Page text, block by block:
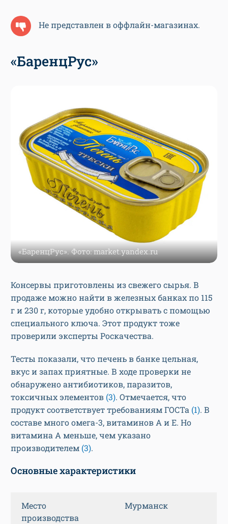
Не представлен в оффлайн-магазинах.
«БаренцРус»
«БаренцРус». Фото: market.yandex.ru
Консервы приготовлены из свежего сырья. В
продаже можно найти в железных банках по 115
г и 230 г, которые удобно открывать с помощью
специального ключа. Этот продукт тоже
проверили эксперты Роскачества.
Тесты показали, что печень в банке цельная,
вкус и запах приятные. В ходе проверки не
обнаружено антибиотиков, паразитов,
токсичных элементов (3). Отмечается, что
продукт соответствует требованиям ГОСТа (1). В
составе много омега-3, витаминов A и E. Но
витамина A меньше, чем указано
производителем (3).
Основные характеристики
Место
производства
Мурманск